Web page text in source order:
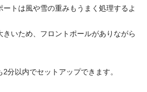
ートは風や雪の重みもうまく処理するよ
きいため、フロントポールがありながら
分以内でセットアップできます。